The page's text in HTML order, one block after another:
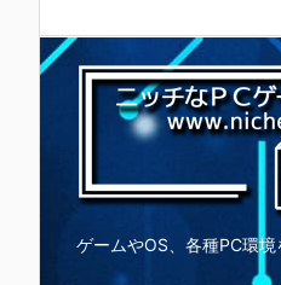
ゲームやOS、各種PC環